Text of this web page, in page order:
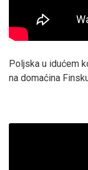
Poljska u idućem
na domaćina